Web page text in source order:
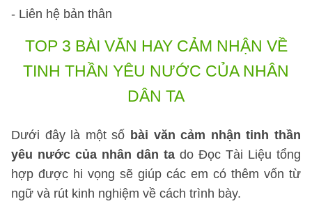
- Liên hệ bản thân
TOP 3 BÀI VĂN HAYCẢM NHẬN VỀ
TINH THẦN YÊU NƯỚC CỦA NHÂN
DÂN TA
Dưới đây là một số bài văn cảm nhận tinh thần
yêu nước của nhân dân ta do Đọc Tài Liệu tổng
hợp được hi vọng sẽ giúp các em có thêm vốn từ
ngữ và rút kinh nghiệm về cách trình bày.